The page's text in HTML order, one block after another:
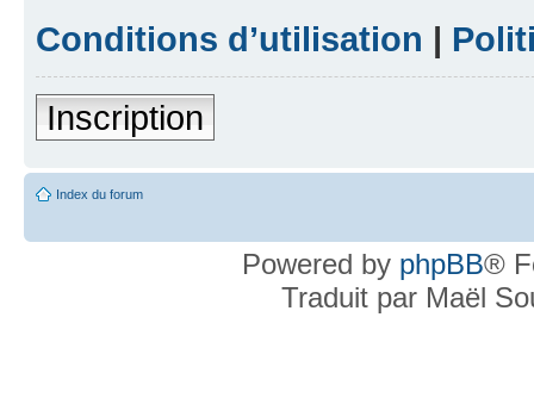
Conditions d’utilisation |
Inscription
Index du forum
Powered by phpBB®
Traduit par Maël